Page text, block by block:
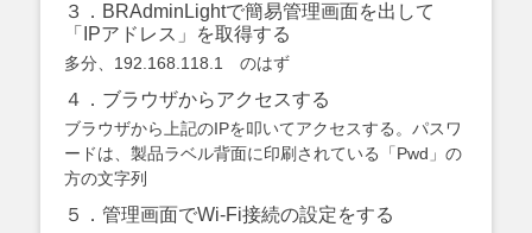
３．BRAdminLightで簡易管理画面を出して
「IPアドレス」を取得する
多分、192.168.118.1 のはず
４．ブラウザからアクセスする
ブラウザから上記のIPを叩いてアクセスする。パスワ
ードは、製品ラベル背面に印刷されている「Pwd」の
方の文字列
５．管理画面でWi-Fi接続の設定をする